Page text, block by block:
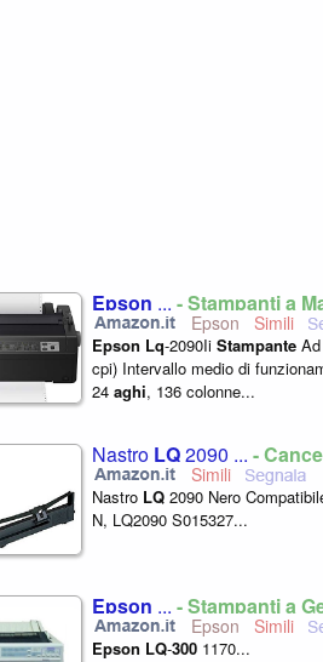
Epson ... - Stampanti a
Epson
Epson Lq-2090Ii Stampante Ad
cpi) Intervallo medio di
24 aghi, 136 colonne...
Nastro LQ2090 ... -
Nastro LQ 2090 Nero
N, LQ2090 S015327...
Epson ... - Stampanti a
Epson
Epson LQ-300 1170...